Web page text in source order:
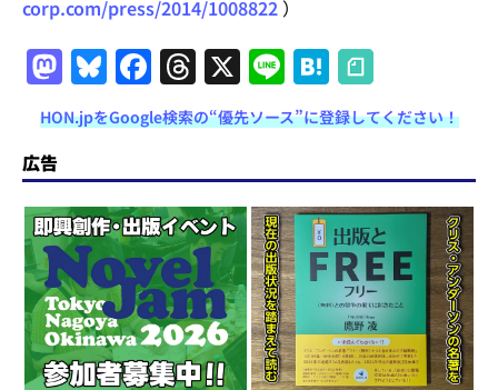
corp.com/press/2014/1008822 ）
M
a
st
o
d
o
n
Bl
u
e
s
k
y
F
a
c
e
b
o
o
k
T
h
re
a
d
s
X Li
n
e
H
at
e
n
a
HON.jpをGoogle検索の“優先ソース”に登録してください！
広告